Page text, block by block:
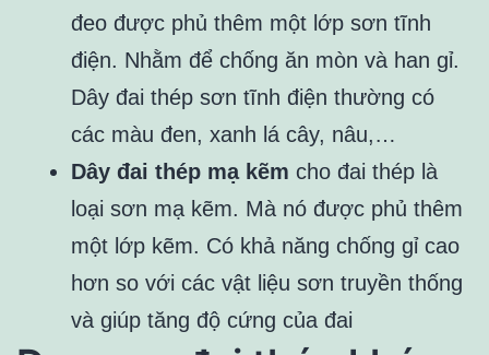
đeo được phủ thêm một lớp sơn tĩnh
điện. Nhằm để chống ăn mòn và han gỉ.
Dây đai thép sơn tĩnh điện thường có
các màu đen, xanh lá cây, nâu,…
Dây đai thép mạ kẽm cho đai thép là
loại sơn mạ kẽm. Mà nó được phủ thêm
một lớp kẽm. Có khả năng chống gỉ cao
hơn so với các vật liệu sơn truyền thống
và giúp tăng độ cứng của đai